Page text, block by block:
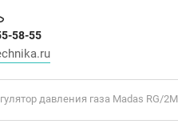
58-55
давления газа Madas RG/